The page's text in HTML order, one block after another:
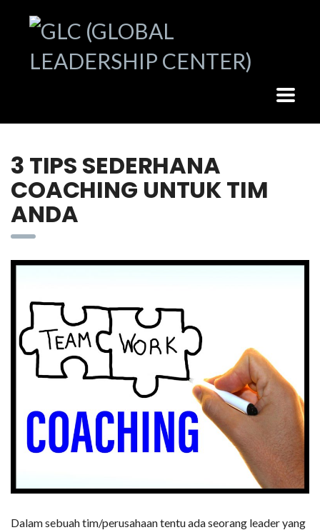
3 TIPS SEDERHANA
COACHING UNTUK TIM
ANDA
Dalam sebuah tim/perusahaan tentu ada seorang leader yang